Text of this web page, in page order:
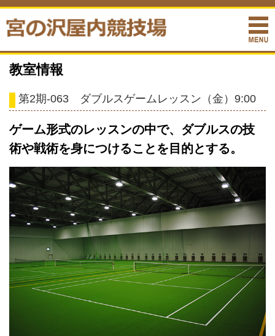
教室情報
第2期-063 ダブルスゲームレッスン（金）9:00
ゲーム形式のレッスンの中で、ダブルスの技
術や戦術を身につけることを目的とする。